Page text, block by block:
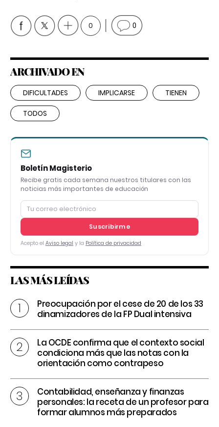
0 0
ARCHIVADO EN
DIFICULTADES IMPLICARSE TIENEN
TODOS
Boletín Magisterio
Recibe gratis cada semana nuestros titulares con las
noticias más importantes de educación
Suscribirme
Acepto el Aviso legal y la Política de privacidad
LAS MÁS LEÍDAS
Preocupación por el cese de 20 de los 33
dinamizadores de la FP Dual intensiva
La OCDE confirma que el contexto social
condiciona más que las notas con la
orientación como contrapeso
Contabilidad, enseñanza y finanzas
personales: la receta de un profesor para
formar alumnos más preparados